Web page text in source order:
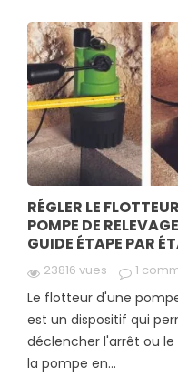
RÉGLER LE
POMPE DE
GUIDE ÉTAPE PAR
23816 vues 1
Le flotteur d'une
est un dispositif qui
déclencher l'arrêt ou
la pompe en...